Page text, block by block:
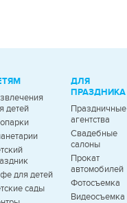
детей
для детей
сады
ДЛЯ
ПРАЗДНИКА
Праздничные
агентства
Свадебные
салоны
Прокат
автомобилей
Фотосъемка
Видеосъемка